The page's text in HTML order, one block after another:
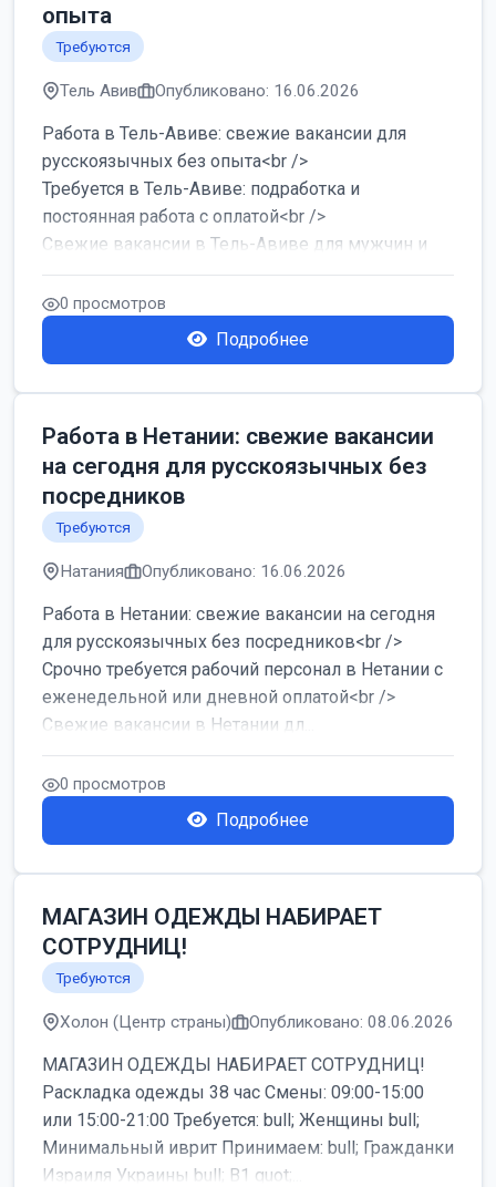
опыта
Требуются
Тель Авив Опубликовано: 16.06.2026
Работа в Тель-Авиве: свежие вакансии для
русскоязычных без опыта<br />
Требуется в Тель-Авиве: подработка и
постоянная работа с оплатой<br />
Свежие вакансии в Тель-Авиве для мужчин и
женщин от хозя...
0 просмотров
Подробнее
Работа в Нетании: свежие вакансии
на сегодня для русскоязычных без
посредников
Требуются
Натания Опубликовано: 16.06.2026
Работа в Нетании: свежие вакансии на сегодня
для русскоязычных без посредников<br />
Срочно требуется рабочий персонал в Нетании с
еженедельной или дневной оплатой<br />
Свежие вакансии в Нетании дл...
0 просмотров
Подробнее
МАГАЗИН ОДЕЖДЫ НАБИРАЕТ
СОТРУДНИЦ!
Требуются
Холон (Центр страны) Опубликовано: 08.06.2026
МАГАЗИН ОДЕЖДЫ НАБИРАЕТ СОТРУДНИЦ!
Раскладка одежды 38 час Смены: 09:00-15:00
или 15:00-21:00 Требуется: bull; Женщины bull;
Минимальный иврит Принимаем: bull; Гражданки
Израиля Украины bull; B1 quot;...